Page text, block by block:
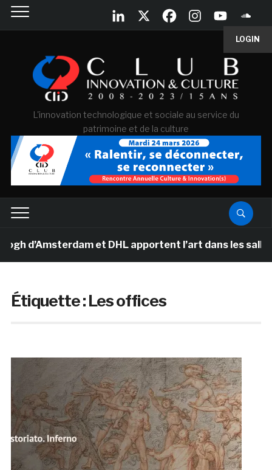
LOGIN
L'innovation technologique et sociale au service du
patrimoine et de la culture
d’Amsterdam et DHL apportent l’art dans les salles de
Étiquette :Les offices